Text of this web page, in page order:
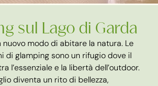
sul Lago di Garda
modo di abitare la natura. Le
di glamping sono un rifugio dove il
l’essenziale e la libertà dell’outdoor.
diventa un rito di bellezza,